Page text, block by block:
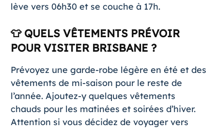
lève vers 06h30 et se couche à 17h.
👕 QUELS VÊTEMENTS PRÉVOIR
POUR VISITER BRISBANE ?
Prévoyez une garde-robe légère en été et des
vêtements de mi-saison pour le reste de
l’année. Ajoutez-y quelques vêtements
chauds pour les matinées et soirées d’hiver.
Attention si vous décidez de voyager vers